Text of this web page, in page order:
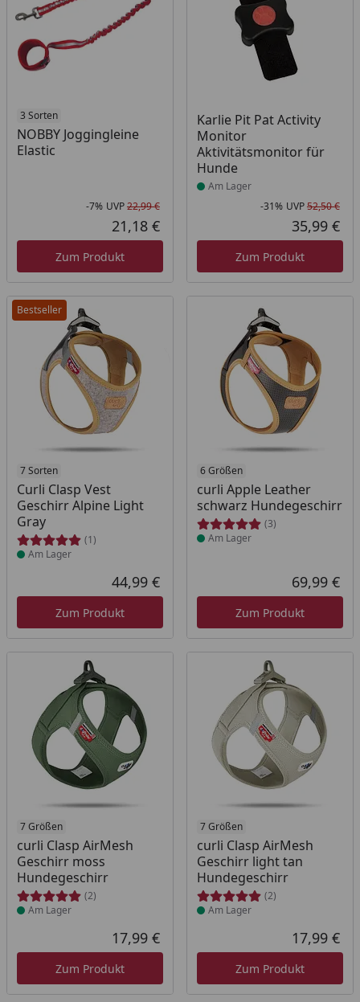
3 Sorten
NOBBY Joggingleine
Elastic
Rabatt in Prozent
-7%
Ursprünglicher Preis
UVP22,99 €
Aktueller Preis
21,18 €
Zum Produkt
Karlie Pit Pat Activity
Monitor
Aktivitätsmonitor für
Hunde
Produkt am Lager
Am Lager
-31% UVP52,50 €
35,99 €
Zum Produkt
Bestseller
7 Sorten
Curli Clasp Vest
Geschirr Alpine Light
Gray
(1)
Produkt am Lager
Am Lager
Aktueller Preis
44,99 €
Zum Produkt
6 Größen
curli Apple Leather
schwarz Hundegeschirr
(3)
Produkt am Lager
Am Lager
69,99 €
Zum Produkt
7 Größen
curli Clasp AirMesh
Geschirr moss
Hundegeschirr
(2)
Produkt am Lager
Am Lager
Aktueller Preis
17,99 €
Zum Produkt
7 Größen
curli Clasp AirMesh
Geschirr light tan
Hundegeschirr
(2)
Produkt am Lager
Am Lager
17,99 €
Zum Produkt